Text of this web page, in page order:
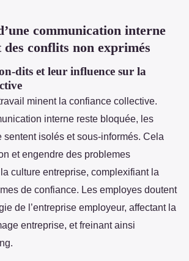
communication interne
des conflits non exprimés
dits et leur influence sur la
minent la confiance collective.
interne reste bloquée, les
sentent isolés et sous-informés. Cela
et engendre des problemes
culture entreprise, complexifiant la
de confiance. Les employes doutent
de l’entreprise employeur, affectant la
entreprise, et freinant ainsi